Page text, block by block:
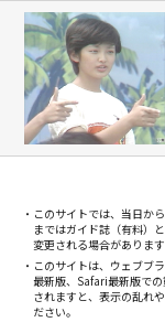
このサイトでは、当日か
まではガイド誌（有料）
変更される場合がありま
このサイトは、ウェブブ
最新版、Safari最新版で
されますと、表示の乱れ
ださい。